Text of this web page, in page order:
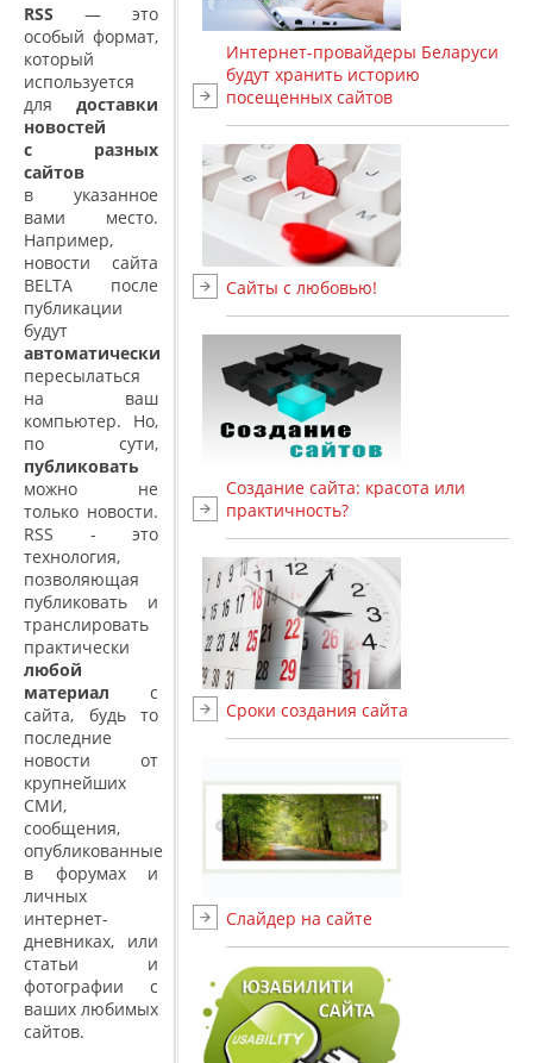
RSS — это
особый формат,
который
используется
для доставки
новостей
с разных
сайтов
в указанное
вами место.
Например,
новости сайта
BELTA после
публикации
будут
автоматически
пересылаться
на ваш
компьютер. Но,
по сути,
публиковать
можно не
только новости.
RSS - это
технология,
позволяющая
публиковать и
транслировать
практически
любой
материал с
сайта, будь то
последние
новости от
крупнейших
СМИ,
сообщения,
опубликованные
в форумах и
личных
интернет-
дневниках, или
статьи и
фотографии с
ваших любимых
сайтов.
Интернет-провайдеры Беларуси
будут хранить историю
посещенных сайтов
Сайты с любовью!
Создание сайта: красота или
практичность?
Сроки создания сайта
Слайдер на сайте